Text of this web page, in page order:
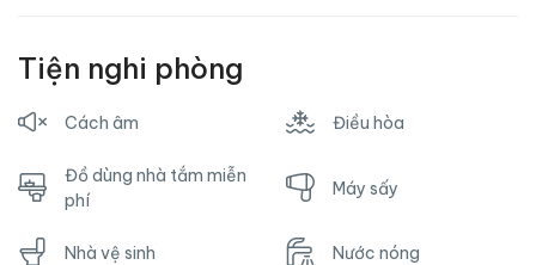
Tiện nghi phòng
Cách âm Điều hòa
Đồ dùng nhà tắm miễn
phí
Máy sấy
Nhà vệ sinh Nước nóng